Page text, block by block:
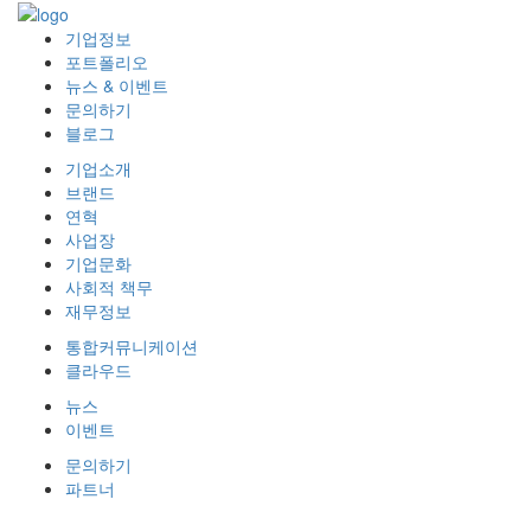
기업정보
포트폴리오
뉴스 & 이벤트
문의하기
블로그
기업소개
브랜드
연혁
사업장
기업문화
사회적 책무
재무정보
통합커뮤니케이션
클라우드
뉴스
이벤트
문의하기
파트너